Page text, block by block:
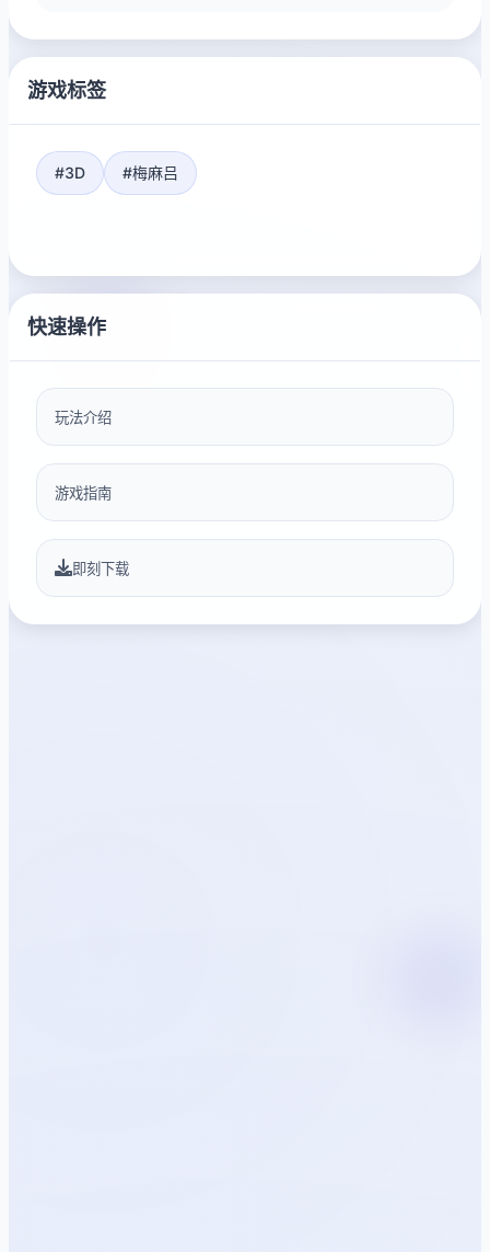
游戏标签
#3D #梅麻吕
快速操作
玩法介绍
游戏指南
即刻下载